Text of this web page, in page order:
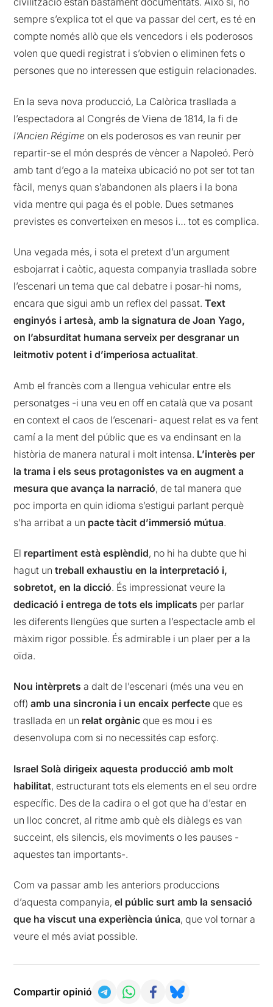
sempre s’explica tot el que va passar del cert, es té en
compte només allò que els vencedors i els poderosos
volen que quedi registrat i s’obvien o eliminen fets o
persones que no interessen que estiguin relacionades.
En la seva nova producció, La Calòrica trasllada a
l’espectadora al Congrés de Viena de 1814, la fi de
l’Ancien Régime on els poderosos es van reunir per
repartir-se el món després de vèncer a Napoleó. Però
amb tant d’ego a la mateixa ubicació no pot ser tot tan
fàcil, menys quan s’abandonen als plaers i la bona
vida mentre qui paga és el poble. Dues setmanes
previstes es converteixen en mesos i… tot es complica.
Una vegada més, i sota el pretext d’un argument
esbojarrat i caòtic, aquesta companyia trasllada sobre
l’escenari un tema que cal debatre i posar-hi noms,
encara que sigui amb un reflex del passat.Text
enginyós i artesà, amb la signatura de Joan Yago,
on l’absurditat humana serveix per desgranar un
leitmotiv potent i d’imperiosa actualitat.
Amb el francès com a llengua vehicular entre els
personatges -i una veu en off en català que va posant
en context el caos de l’escenari- aquest relat es va fent
camí a la ment del públic que es va endinsant en la
història de manera natural i molt intensa. L’interès per
la trama i els seus protagonistes va en augment a
mesura que avança la narració, de tal manera que
poc importa en quin idioma s’estigui parlant perquè
s’ha arribat a un pacte tàcit d’immersió mútua.
El repartiment està esplèndid, no hi ha dubte que hi
hagut untreball exhaustiu en la interpretació i,
sobretot, en la dicció. És impressionat veure la
dedicació i entrega de tots els implicats per parlar
les diferents llengües que surten a l’espectacle amb el
màxim rigor possible. És admirable i un plaer per a la
oïda.
Nou intèrprets a dalt de l’escenari (més una veu en
off)amb una sincronia i un encaix perfecte que es
trasllada en un relat orgànic que es mou i es
desenvolupa com si no necessités cap esforç.
Israel Solà dirigeix aquesta producció amb molt
habilitat, estructurant tots els elements en el seu ordre
específic. Des de la cadira o el got que ha d’estar en
un lloc concret, al ritme amb què els diàlegs es van
succeint, els silencis, els moviments o les pauses -
aquestes tan importants-.
Com va passar amb les anteriors produccions
d’aquesta companyia,el públic surt amb la sensació
que ha viscut una experiència única, que vol tornar a
veure el més aviat possible.
Compartir opinió